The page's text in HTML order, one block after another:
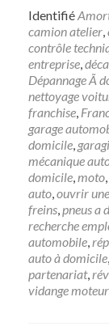
Identifié
camion atelier,
contrôle
entreprise,
Dépannage Ã
nettoyage
franchise,
garage
domicile,
mécanique
domicile,moto,
auto,ouvrir
freins,pneus a
recherche
automobile,
auto à domicile,
partenariat,
vidange moteur